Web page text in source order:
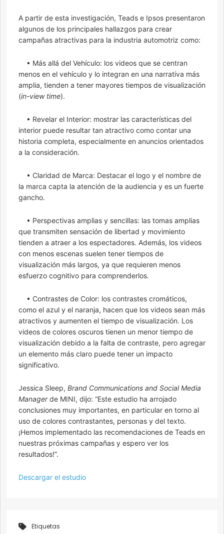
A partir de esta investigación, Teads e Ipsos presentaron
algunos de los principales hallazgos para crear
campañas atractivas para la industria automotriz como:
• Más allá del Vehículo: los videos que se centran
menos en el vehículo y lo integran en una narrativa más
amplia, tienden a tener mayores tiempos de visualización
(in-view time).
• Revelar el Interior: mostrar las características del
interior puede resultar tan atractivo como contar una
historia completa, especialmente en anuncios orientados
a la consideración.
• Claridad de Marca: Destacar el logo y el nombre de
la marca capta la atención de la audiencia y es un fuerte
gancho.
• Perspectivas amplias y sencillas: las tomas amplias
que transmiten sensación de libertad y movimiento
tienden a atraer a los espectadores. Además, los videos
con menos escenas suelen tener tiempos de
visualización más largos, ya que requieren menos
esfuerzo cognitivo para comprenderlos.
• Contrastes de Color: los contrastes cromáticos,
como el azul y el naranja, hacen que los videos sean más
atractivos y aumenten el tiempo de visualización. Los
videos de colores oscuros tienen un menor tiempo de
visualización debido a la falta de contraste, pero agregar
un elemento más claro puede tener un impacto
significativo.
Jessica Sleep, Brand Communications and Social Media
Managerde MINI, dijo: “Este estudio ha arrojado
conclusiones muy importantes, en particular en torno al
uso de colores contrastantes, personas y del texto.
¡Hemos implementado las recomendaciones de Teads en
nuestras próximas campañas y espero ver los
resultados!”.
Descargar el estudio
Etiquetas